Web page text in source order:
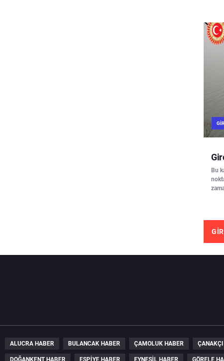
Bu
ALUCRA HABER BULANCAK HABER ÇAMOLUK HABER
DOĞANKENT HABER ESPIYE HABER EYNESIL HABER GÖRELE